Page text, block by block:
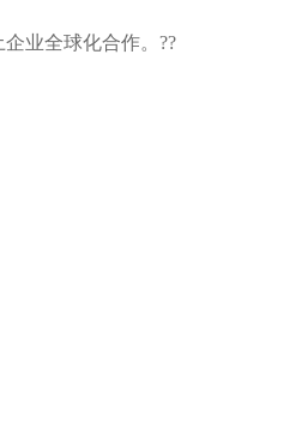
业全球化合作。??